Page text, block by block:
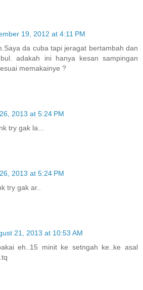
19, 2012 at 4:11 PM
da cuba tapi jeragat bertambah dan
adakah ini hanya kesan sampingan
memakainye ?
2013 at 5:24 PM
try gak la...
2013 at 5:24 PM
try gak ar..
21, 2013 at 10:53 AM
eh..15 minit ke setngah ke..ke asal